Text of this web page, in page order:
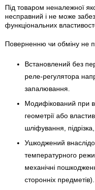
Під товаром неналежної
несправний і не може
функціональних
Поверненню чи обміну не
Встановлений без
реле-регулято­ра
запалювання.
Модифікований при
геометрії або
шліфування,
Ушкоджений
температурного
механічні
сторонніх предметів).